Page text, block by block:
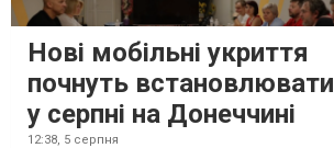
Нові мобільні укриття
почнуть встановлювати
у серпні на Донеччині
12:38, 5 серпня